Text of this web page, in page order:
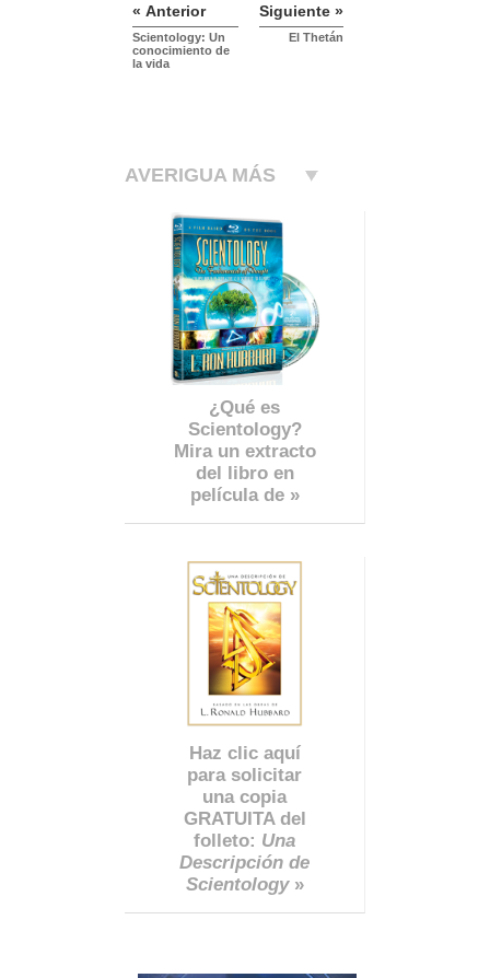
« Anterior
Scientology: Un
conocimiento de
la vida
Siguiente »
El Thetán
AVERIGUA MÁS
¿Qué es
Scientology?
Mira un extracto
del libro en
película de »
Haz clic aquí
para solicitar
una copia
GRATUITA del
folleto: Una
Descripción de
Scientology»